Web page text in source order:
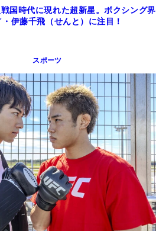
国時代に現れた超新星。ボクシング界
伊藤千飛（せんと）に注目！
スポーツ